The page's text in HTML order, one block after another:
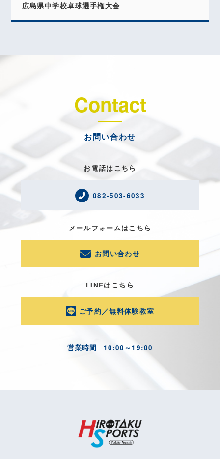
広島県中学校卓球選手権大会
Contact
お問い合わせ
お電話はこちら
082-503-6033
メールフォームはこちら
お問い合わせ
LINEはこちら
ご予約／無料体験教室
営業時間 10:00～19:00